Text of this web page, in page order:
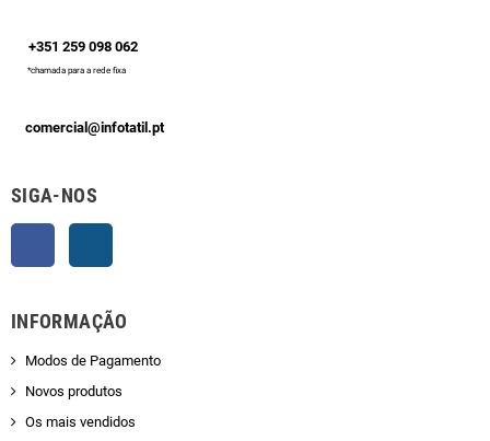
+351 259 098 062
*chamada para a rede fixa
comercial@infotatil.pt
SIGA-NOS
INFORMAÇÃO
Modos de Pagamento
Novos produtos
Os mais vendidos